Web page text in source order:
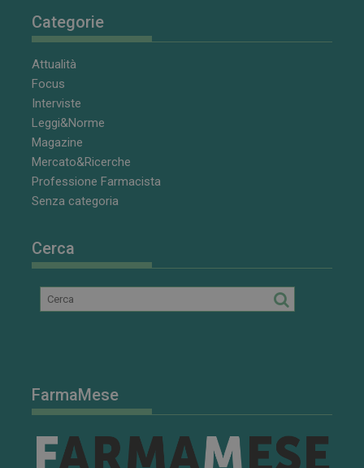
Categorie
Attualità
Focus
Interviste
Leggi&Norme
Magazine
Mercato&Ricerche
Professione Farmacista
Senza categoria
Cerca
FarmaMese